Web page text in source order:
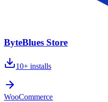
ByteBlues Store
10+ installs
WooCommerce